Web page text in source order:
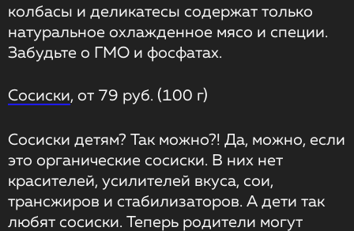
колбасы и деликатесы содержат только
натуральное охлажденное мясо и специи.
Забудьте о ГМО и фосфатах.
Сосиски, от 79 руб. (100 г)
Сосиски детям? Так можно?! Да, можно, если
это органические сосиски. В них нет
красителей, усилителей вкуса, сои,
трансжиров и стабилизаторов. А дети так
любят сосиски. Теперь родители могут